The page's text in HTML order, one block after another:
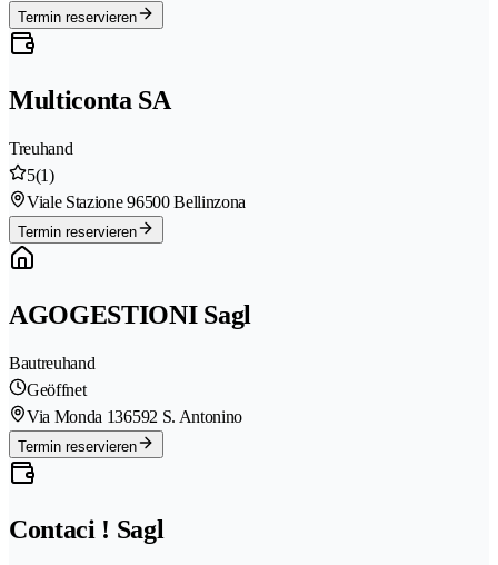
Termin reservieren
Multiconta SA
Treuhand
5(1)
Viale Stazione 96500 Bellinzona
Termin reservieren
AGOGESTIONI Sagl
Bautreuhand
Geöffnet
Via Monda 136592 S. Antonino
Termin reservieren
Contaci ! Sagl